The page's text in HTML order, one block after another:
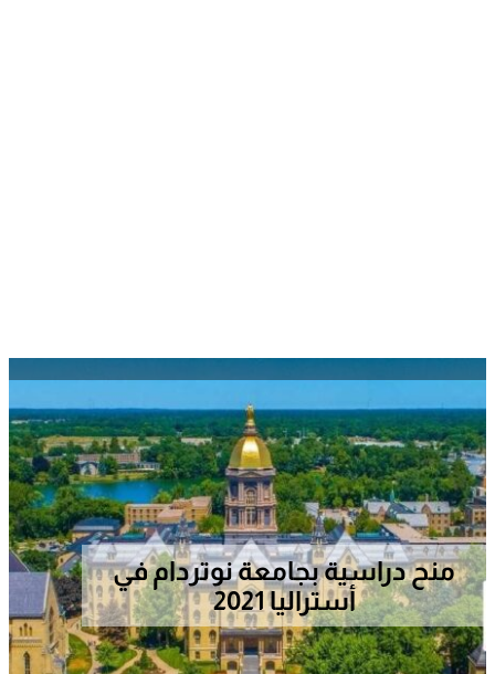
منح دراسية بجامعة نوتردام في
أستراليا 2021